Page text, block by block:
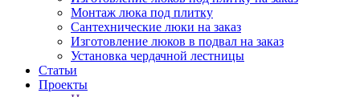
Монтаж люка под плитку
Сантехнические люки на заказ
Изготовление люков в подвал на заказ
Установка чердачной лестницы
Статьи
Проекты